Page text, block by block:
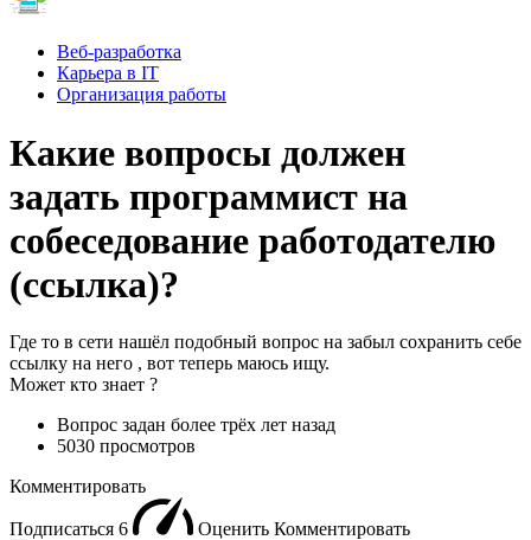
Веб-разработка
Карьера в IT
Организация работы
Какие вопросы должен
задать программист на
собеседование работодателю
(ссылка)?
Где то в сети нашёл подобный вопрос на забыл сохранить себе
ссылку на него , вот теперь маюсь ищу.
Может кто знает ?
Вопрос задан более трёх лет назад
5030 просмотров
Комментировать
Подписаться 6 Оценить Комментировать